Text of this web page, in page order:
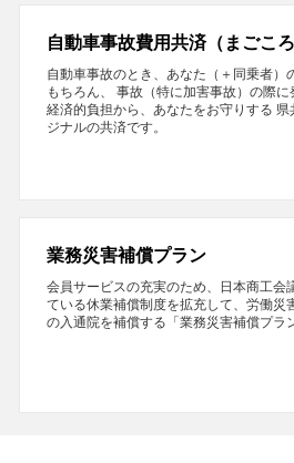
自動車事故費用共済（まごころ
自動車事故のとき、あなた（＋同乗者）
もちろん、 事故（特に加害事故）の際
経済的負担から、あなたをお守りする 県
ジナルの共済です。
業務災害補償プラン
会員サービスの充実のため、日本商工会
ている休業補償制度を拡充して、労働災
の入通院を補償する「業務災害補償プラ